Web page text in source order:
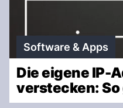
Software & Apps
Die eigene IP-
verstecken: